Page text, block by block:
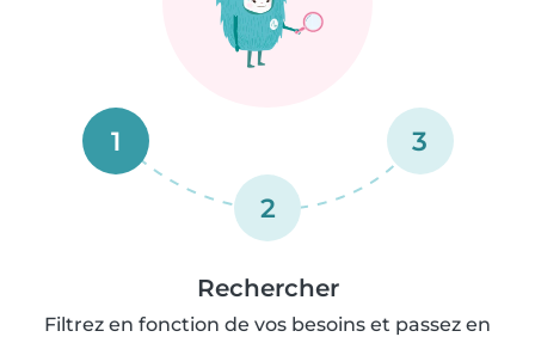
1
2
3
Rechercher
Filtrez en fonction de vos besoins et passez en